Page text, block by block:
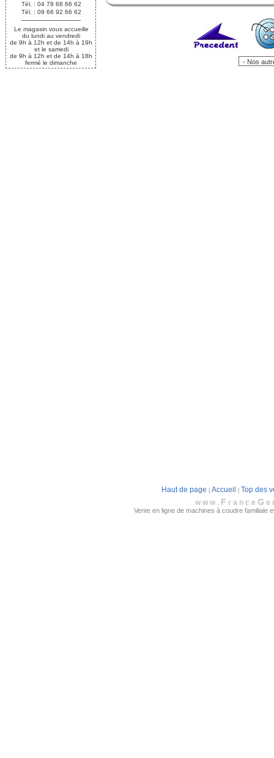
Tél. : 04 78 68 66 62
Tél. : 09 66 92 66 62
Le magasin vous accueille
du lundi au vendredi
de 9h à 12h et de 14h à 19h
et le samedi
de 9h à 12h et de 14h à 18h
fermé le dimanche
Haut de page Accueil
Top des
www. F rance G
Vente en ligne de machines à coudre familiale